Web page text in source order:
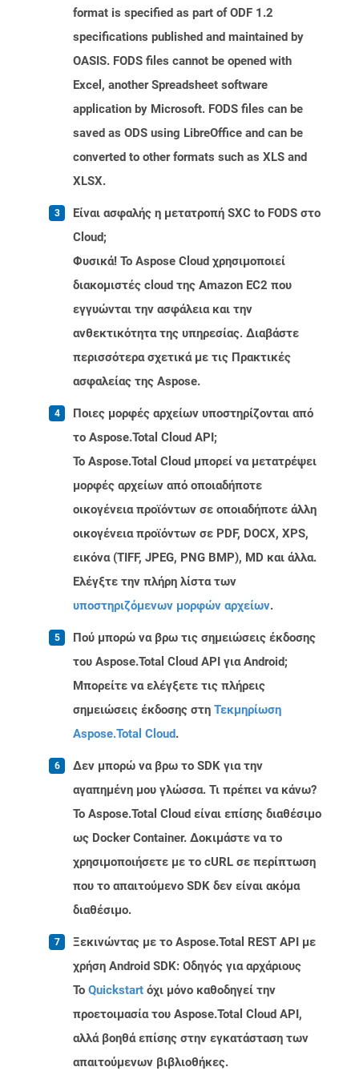
format is specified as part of ODF 1.2
specifications published and maintained by
OASIS. FODS files cannot be opened with
Excel, another Spreadsheet software
application by Microsoft. FODS files can be
saved as ODS using LibreOffice and can be
converted to other formats such as XLS and
XLSX.
Είναι ασφαλής η μετατροπή SXC to FODS στο
Cloud;
Φυσικά! Το Aspose Cloud χρησιμοποιεί
διακομιστές cloud της Amazon EC2 που
εγγυώνται την ασφάλεια και την
ανθεκτικότητα της υπηρεσίας. Διαβάστε
περισσότερα σχετικά με τις Πρακτικές
ασφαλείας της Aspose.
Ποιες μορφές αρχείων υποστηρίζονται από
το Aspose.Total Cloud API;
Το Aspose.Total Cloud μπορεί να μετατρέψει
μορφές αρχείων από οποιαδήποτε
οικογένεια προϊόντων σε οποιαδήποτε άλλη
οικογένεια προϊόντων σε PDF, DOCX, XPS,
εικόνα (TIFF, JPEG, PNG BMP), MD και άλλα.
Ελέγξτε την πλήρη λίστα των
υποστηριζόμενων μορφών αρχείων.
Πού μπορώ να βρω τις σημειώσεις έκδοσης
του Aspose.Total Cloud API για Android;
Μπορείτε να ελέγξετε τις πλήρεις
σημειώσεις έκδοσης στη Τεκμηρίωση
Aspose.Total Cloud.
Δεν μπορώ να βρω το SDK για την
αγαπημένη μου γλώσσα. Τι πρέπει να κάνω?
Το Aspose.Total Cloud είναι επίσης διαθέσιμο
ως Docker Container. Δοκιμάστε να το
χρησιμοποιήσετε με το cURL σε περίπτωση
που το απαιτούμενο SDK δεν είναι ακόμα
διαθέσιμο.
Ξεκινώντας με το Aspose.Total REST API με
χρήση Android SDK: Οδηγός για αρχάριους
Το Quickstart όχι μόνο καθοδηγεί την
προετοιμασία του Aspose.Total Cloud API,
αλλά βοηθά επίσης στην εγκατάσταση των
απαιτούμενων βιβλιοθήκες.